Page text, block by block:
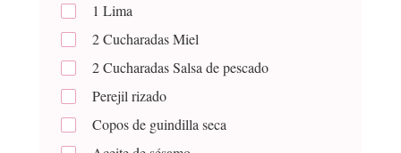
1 Lima
2CucharadasMiel
2CucharadasSalsa de pescado
Perejil rizado
Copos de guindilla seca